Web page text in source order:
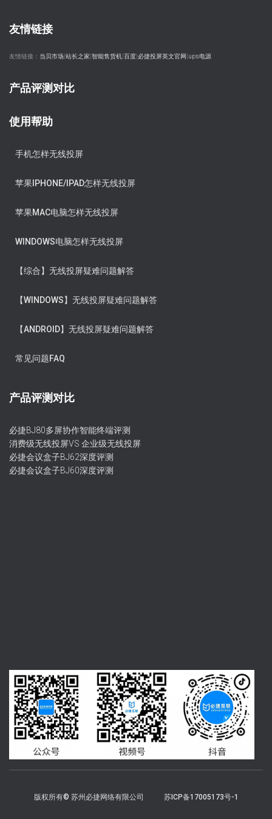
友情链接
友情链接： 当贝市场 站长之家 智能售货机 百度 必捷投屏英文官网 ups电源
产品评测对比
使用帮助
手机怎样无线投屏
苹果IPHONE/IPAD怎样无线投屏
苹果MAC电脑怎样无线投屏
WINDOWS电脑怎样无线投屏
【综合】无线投屏疑难问题解答
【WINDOWS】无线投屏疑难问题解答
【ANDROID】无线投屏疑难问题解答
常见问题FAQ
产品评测对比
必捷BJ80多屏协作智能终端评测
消费级无线投屏VS 企业级无线投屏
必捷会议盒子BJ62深度评测
必捷会议盒子BJ60深度评测
版权所有© 苏州必捷网络有限公司 苏ICP备17005173号-1